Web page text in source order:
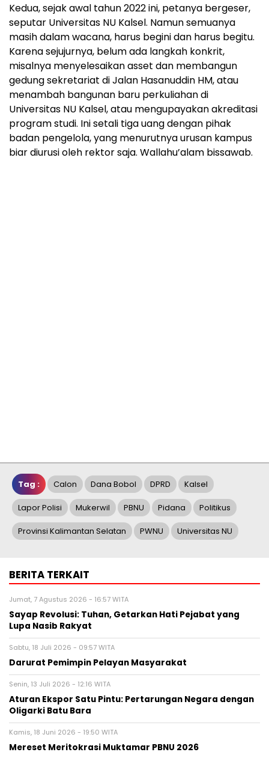
Kedua, sejak awal tahun 2022 ini, petanya bergeser,
seputar Universitas NU Kalsel. Namun semuanya
masih dalam wacana, harus begini dan harus begitu.
Karena sejujurnya, belum ada langkah konkrit,
misalnya menyelesaikan asset dan membangun
gedung sekretariat di Jalan Hasanuddin HM, atau
menambah bangunan baru perkuliahan di
Universitas NU Kalsel, atau mengupayakan akreditasi
program studi. Ini setali tiga uang dengan pihak
badan pengelola, yang menurutnya urusan kampus
biar diurusi oleh rektor saja. Wallahu’alam bissawab.
Tag : Calon Dana Bobol DPRD Kalsel
Lapor Polisi Mukerwil PBNU Pidana Politikus
Provinsi Kalimantan Selatan PWNU Universitas NU
BERITA TERKAIT
Jumat, 7 Agustus 2026 - 16:57 WITA
Sayap Revolusi: Tuhan, Getarkan Hati Pejabat yang
Lupa Nasib Rakyat
Sabtu, 18 Juli 2026 - 09:57 WITA
Darurat Pemimpin Pelayan Masyarakat
Senin, 13 Juli 2026 - 12:16 WITA
Aturan Ekspor Satu Pintu: Pertarungan Negara dengan
Oligarki Batu Bara
Kamis, 18 Juni 2026 - 19:50 WITA
Mereset Meritokrasi Muktamar PBNU 2026